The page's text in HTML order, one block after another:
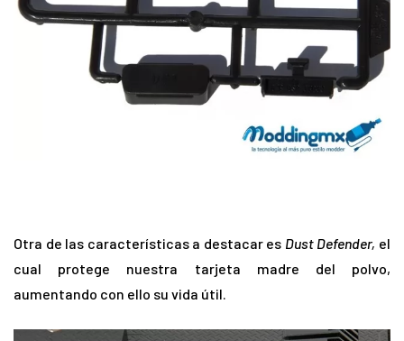
Otra de las características a destacar es Dust Defender, el
cual protege nuestra tarjeta madre del polvo,
aumentando con ello su vida útil.